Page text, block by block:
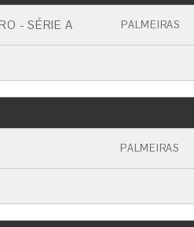
- SÉRIE A PALMEIRAS
PALMEIRAS